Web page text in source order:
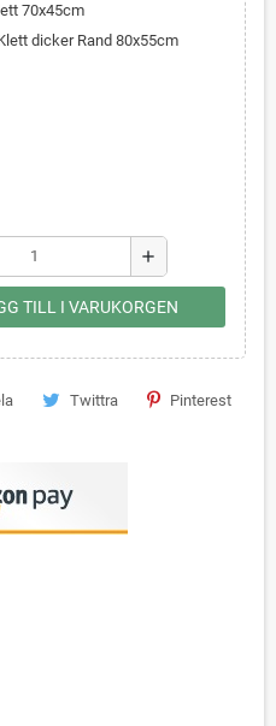
70x45cm
dicker Rand 80x55cm
add
TILL I VARUKORGEN
Twittra Pinterest